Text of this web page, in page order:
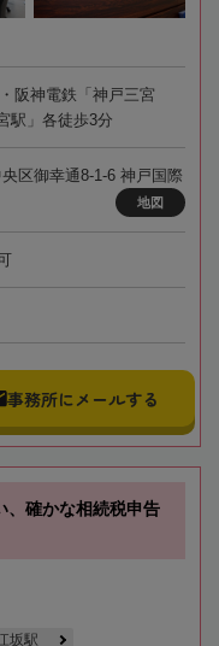
阪神電鉄「神戸三宮
駅」各徒歩3分
区御幸通8-1-6 神戸国際
地図
事務所にメールする
、確かな相続税申告
坂駅